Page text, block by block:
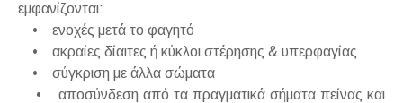
εμφανίζονται:
• ενοχές μετά το φαγητό
• ακραίες δίαιτες ή κύκλοι στέρησης & υπερφαγίας
• σύγκριση με άλλα σώματα
• αποσύνδεση από τα πραγματικά σήματα πείνας και